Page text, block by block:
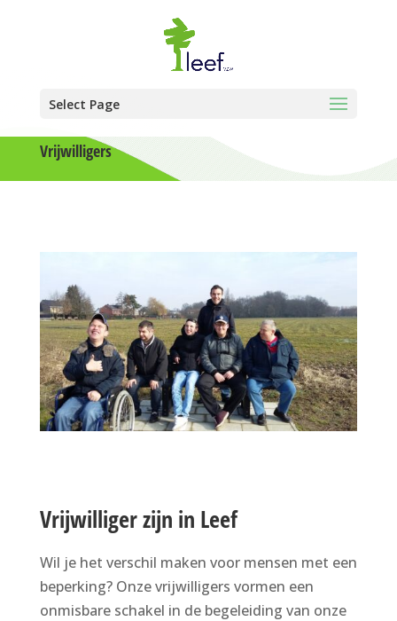
Select Page
Vrijwilligers
Vrijwilliger zijn in Leef
Wil je het verschil maken voor mensen met een
beperking? Onze vrijwilligers vormen een
onmisbare schakel in de begeleiding van onze